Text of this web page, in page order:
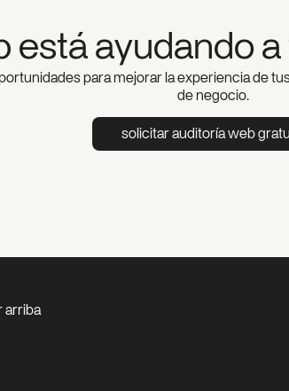
está ayudando
para mejorar la experiencia de
de negocio.
solicitar auditoría web
arriba